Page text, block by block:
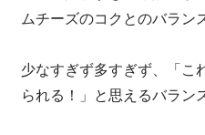
ムチーズのコクとのバラン
少なすぎず多すぎず、「こ
られる！」と思えるバラン